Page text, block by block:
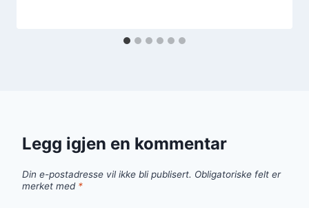
Legg igjen en kommentar
Din e-postadresse vil ikke bli publisert. Obligatoriske felt er
merket med *